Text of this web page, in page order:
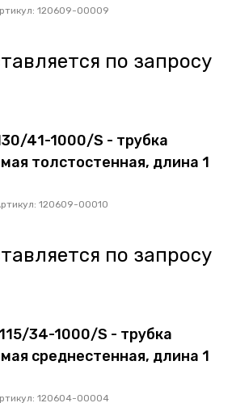
120609-00009
по запросу
41-1000/S - трубка
толстостенная, длина 1
120609-00010
по запросу
34-1000/S - трубка
среднестенная, длина 1
120604-00004